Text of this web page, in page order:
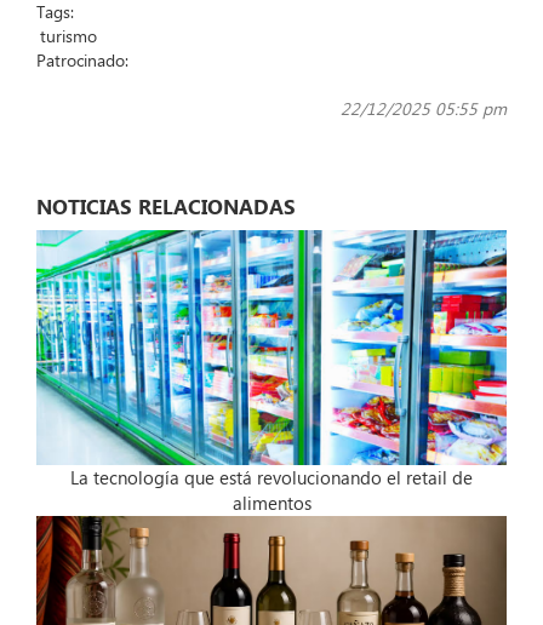
Tags:
turismo
Patrocinado:
22/12/2025 05:55 pm
NOTICIAS RELACIONADAS
La tecnología que está revolucionando el retail de
alimentos